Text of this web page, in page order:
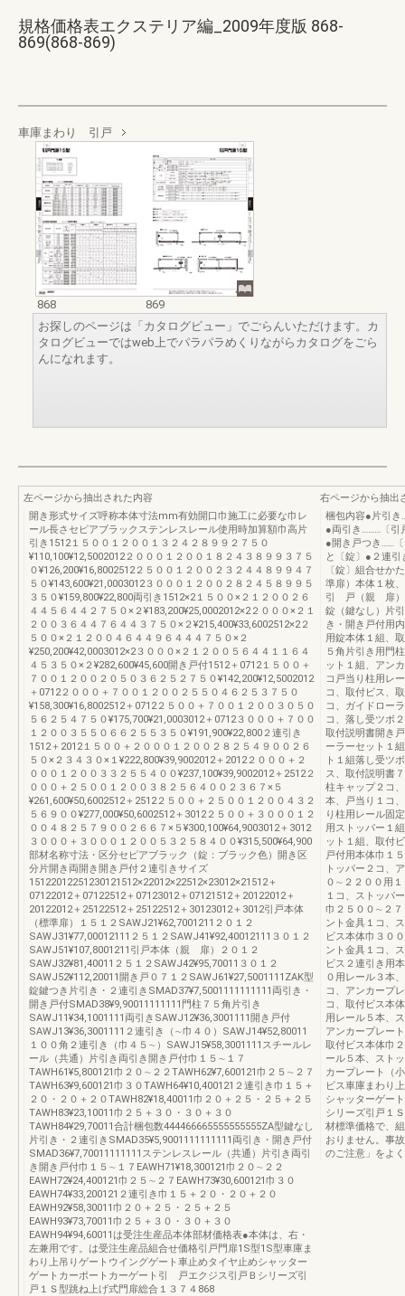
規格価格表エクステリア編_2009年度版 868-
869(868-869)
車庫まわり 引戸
868
869
お探しのページは「カタログビュー」でごらんいただけます。カ
タログビューではweb上でパラパラめくりながらカタログをごら
んになれます。
左ページから抽出された内容
開き形式サイズ呼称本体寸法mm有効開口巾施工に必要な巾レ
ール長さセピアブラックステンレスレール使用時加算額巾高片
引き1512１５００１２００１３２４２８９９２７５０
¥110,100¥12,5002012２０００１２００１８２４３８９９３７５
０¥126,200¥16,8002512２５００１２００２３２４４８９９４７
５０¥143,600¥21,0003012３０００１２００２８２４５８９９５
３５０¥159,800¥22,800両引き1512×2１５００×２１２００２６
４４５６４４２７５０×２¥183,200¥25,0002012×2２０００×２１
２００３６４４７６４４３７５０×２¥215,400¥33,6002512×2２
５００×２１２００４６４４９６４４４７５０×２
¥250,200¥42,0003012×2３０００×２１２００５６４４１１６４
４５３５０×２¥282,600¥45,600開き戸付1512＋0712１５００＋
７００１２００２０５０３６２５２７５０¥142,200¥12,5002012
＋0712２０００＋７００１２００２５５０４６２５３７５０
¥158,300¥16,8002512＋0712２５００＋７００１２００３０５０
５６２５４７５０¥175,700¥21,0003012＋0712３０００＋７００
１２００３５５０６６２５５３５０¥191,900¥22,800２連引き
1512＋2012１５００＋２０００１２００２８２５４９００２６
５０×２３４３０×１¥222,800¥39,9002012＋2012２０００＋２
０００１２００３３２５５４００¥237,100¥39,9002012＋2512２
０００＋２５００１２００３８２５６４００２３６７×５
¥261,600¥50,6002512＋2512２５００＋２５００１２００４３２
５６９００¥277,000¥50,6002512＋3012２５００＋３０００１２
００４８２５７９００２６６７×５¥300,100¥64,9003012＋3012
３０００＋３０００１２００５３２５８４００¥315,500¥64,900
部材名称寸法・区分セピアブラック（錠：ブラック色）開き区
分片開き両開き開き戸付２連引きサイズ
15122012251230121512×22012×22512×23012×21512＋
07122012＋07122512＋07123012＋07121512＋20122012＋
20122012＋25122512＋25122512＋30123012＋3012引戸本体
（標準扉）１５１２SAWJ21¥62,7001211２０１２
SAWJ31¥77,00012111２５１２SAWJ41¥92,40012111３０１２
SAWJ51¥107,8001211引戸本体（親 扉）２０１２
SAWJ32¥81,40011２５１２SAWJ42¥95,70011３０１２
SAWJ52¥112,20011開き戸０７１２SAWJ61¥27,5001111ZAK型
錠鍵つき片引き・２連引きSMAD37¥7,5001111111111両引き・
開き戸付SMAD38¥9,90011111111門柱７５角片引き
SAWJ11¥34,1001111両引きSAWJ12¥36,3001111開き戸付
SAWJ13¥36,3001111２連引き（∼巾４０）SAWJ14¥52,80011
１００角２連引き（巾４５∼）SAWJ15¥58,3001111スチールレ
ール（共通）片引き両引き開き戸付巾１５∼１７
TAWH61¥5,800121巾２０∼２２TAWH62¥7,600121巾２５∼２７
TAWH63¥9,600121巾３０TAWH64¥10,400121２連引き巾１５＋
２０・２０＋２０TAWH82¥18,40011巾２０＋２５・２５＋２５
TAWH83¥23,10011巾２５＋３０・３０＋３０
TAWH84¥29,70011合計梱包数444466665555555555ZA型鍵なし
片引き・２連引きSMAD35¥5,9001111111111両引き・開き戸付
SMAD36¥7,70011111111ステンレスレール（共通）片引き両引
き開き戸付巾１５∼１７EAWH71¥18,300121巾２０∼２２
EAWH72¥24,400121巾２５∼２７EAWH73¥30,600121巾３０
EAWH74¥33,200121２連引き巾１５＋２０・２０＋２０
EAWH92¥58,30011巾２０＋２５・２５＋２５
EAWH93¥73,70011巾２５＋３０・３０＋３０
EAWH94¥94,60011は受注生産品本体部材価格表●本体は、右・
左兼用です。は受注生産品組合せ価格引戸門扉1S型1S型車庫ま
わり上吊りゲートウイングゲート車止めタイヤ止めシャッター
ゲートカーポートカーゲート引 戸エクジス引戸Ｂシリーズ引
戸１Ｓ型跳ね上げ式門扉総合１３７４868
右ページから抽出
梱包内容●片引き
●両引き………〔引
●開き戸つき……
と〔錠〕●２連
〔錠〕組合せ
準扉）本体１枚
引 戸（親 扉）
錠（鍵なし）片
き・開き戸付用
用錠本体１組、
５角片引き用門
ット１組、アン
コ戸当り柱用レ
コ、取付ビス、
コ、ガイドロー
コ、落し受ツボ
取付説明書開き
ーラーセット１
ト１組落し受ツ
ス、取付説明書
柱キャップ２コ
本、戸当り１コ
り柱用レール固
用ストッパー１
ット１組、取付
戸付用本体巾１
トッパー２コ、
０∼２２００用
１コ、ストッパ
巾２５００∼２７
ント金具１コ、
ビス本体巾３０
ント金具１コ、
ビス２連引き用
０用レール３本
コ、アンカープ
コ、取付ビス本
用レール５本、
アンカープレー
取付ビス本体巾
ール５本、スト
カープレート（
ビス車庫まわり
シャッターゲー
シリーズ引戸１
材標準価格で、
おりません。事
のご注意」をよ